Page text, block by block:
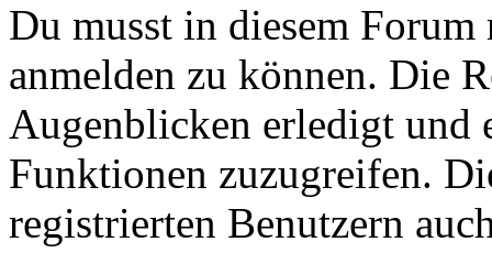
Du musst in diesem
anmelden zu können. Die
Augenblicken erledigt und
Funktionen zuzugreifen.
registrierten Benutzern